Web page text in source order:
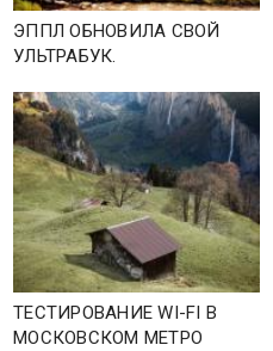
ЭППЛ ОБНОВИЛА СВОЙ
УЛЬТРАБУК.
ТЕСТИРОВАНИЕ WI-FI В
МОСКОВСКОМ МЕТРО